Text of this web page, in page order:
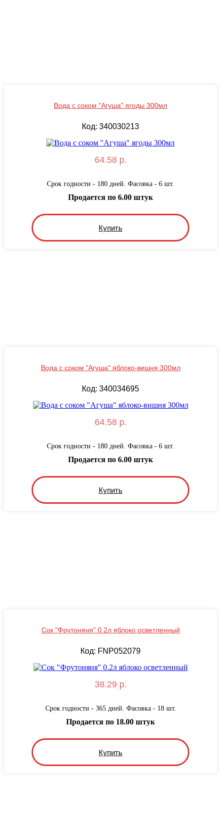
Вода с соком "Агуша" ягоды 300мл
Код: 340030213
64.58 р.
Срок годности - 180 дней. Фасовка - 6 шт.
Купить
Продается по 6.00 штук
Вода с соком "Агуша" яблоко-вишня 300мл
Код: 340034695
64.58 р.
Срок годности - 180 дней. Фасовка - 6 шт.
Купить
Продается по 6.00 штук
Сок "Фрутоняня" 0.2л яблоко осветленный
Код: FNP052079
38.29 р.
Срок годности - 365 дней. Фасовка - 18 шт.
Купить
Продается по 18.00 штук